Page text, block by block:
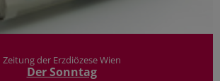
Zeitung der Erzdiözese Wien
Der Sonntag